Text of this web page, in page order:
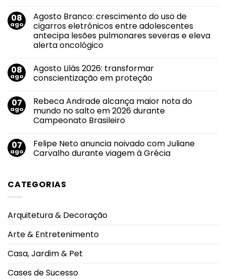
em
Novo
sucesso
de
Evandro
Jr.
em
roteiro
de
principais
emissoras
do
Triângulo
08
ago
Agosto Branco: crescimento do uso de
cigarros eletrônicos entre adolescentes
antecipa lesões pulmonares severas e eleva
alerta oncológico
em
Agosto
Branco:
uso
de
cigarros
eletrônicos
antecipa
lesões
pulmonares
oncológico
08
ago
Agosto Lilás 2026: transformar
conscientização em proteção
em
Agosto
Lilás
2026:
transformar
em
proteção
07
ago
Rebeca Andrade alcança maior nota do
mundo no salto em 2026 durante
Campeonato Brasileiro
em
Rebeca
Andrade
do
mundo
2026
Brasileiro
07
ago
Felipe Neto anuncia noivado com Juliane
Carvalho durante viagem à Grécia
Felipe
Neto
Juliane
viagem
CATEGORIAS
Arquitetura & Decoração
Arte & Entretenimento
Casa, Jardim & Pet
Cases de Sucesso